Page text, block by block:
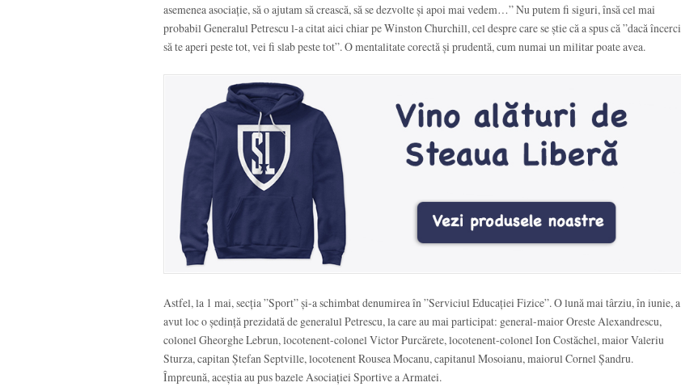
asemenea asociație, să o ajutam să crească, să se dezvolte și apoi mai vedem…” Nu putem fi siguri, însă cel mai
probabil Generalul Petrescu l-a citat aici chiar pe Winston Churchill, cel despre care se știe că a spus că ”dacă încerci
să te aperi peste tot, vei fi slab peste tot”. O mentalitate corectă și prudentă, cum numai un militar poate avea.
Astfel, la 1 mai, secția ”Sport” și-a schimbat denumirea în ”Serviciul Educației Fizice”. O lună mai târziu, în iunie, a
avut loc o ședință prezidată de generalul Petrescu, la care au mai participat: general-maior Oreste Alexandrescu,
colonel Gheorghe Lebrun, locotenent-colonel Victor Purcărete, locotenent-colonel Ion Costăchel, maior Valeriu
Sturza, capitan Ștefan Septville, locotenent Rousea Mocanu, capitanul Mosoianu, maiorul Cornel Șandru.
Împreună, aceștia au pus bazele Asociației Sportive a Armatei.